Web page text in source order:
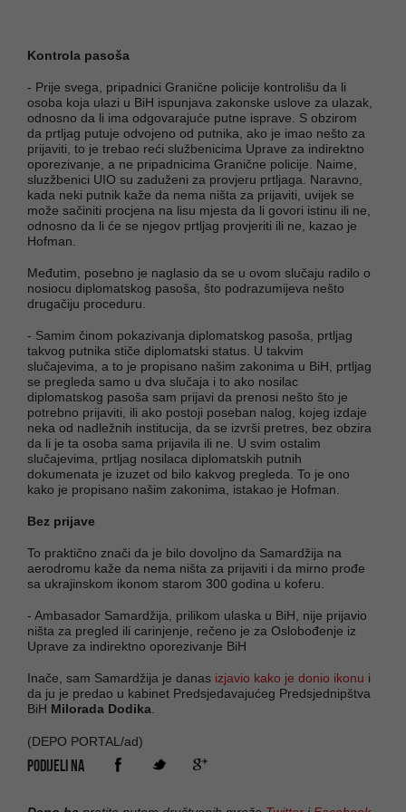
Kontrola pasoša
- Prije svega, pripadnici Granične policije kontrolišu da li
osoba koja ulazi u BiH ispunjava zakonske uslove za ulazak,
odnosno da li ima odgovarajuće putne isprave. S obzirom
da prtljag putuje odvojeno od putnika, ako je imao nešto za
prijaviti, to je trebao reći službenicima Uprave za indirektno
oporezivanje, a ne pripadnicima Granične policije. Naime,
sluzžbenici UIO su zaduženi za provjeru prtljaga. Naravno,
kada neki putnik kaže da nema ništa za prijaviti, uvijek se
može sačiniti procjena na lisu mjesta da li govori istinu ili ne,
odnosno da li će se njegov prtljag provjeriti ili ne, kazao je
Hofman.
Međutim, posebno je naglasio da se u ovom slučaju radilo o
nosiocu diplomatskog pasoša, što podrazumijeva nešto
drugačiju proceduru.
- Samim činom pokazivanja diplomatskog pasoša, prtljag
takvog putnika stiče diplomatski status. U takvim
slučajevima, a to je propisano našim zakonima u BiH, prtljag
se pregleda samo u dva slučaja i to ako nosilac
diplomatskog pasoša sam prijavi da prenosi nešto što je
potrebno prijaviti, ili ako postoji poseban nalog, kojeg izdaje
neka od nadležnih institucija, da se izvrši pretres, bez obzira
da li je ta osoba sama prijavila ili ne. U svim ostalim
slučajevima, prtljag nosilaca diplomatskih putnih
dokumenata je izuzet od bilo kakvog pregleda. To je ono
kako je propisano našim zakonima, istakao je Hofman.
Bez prijave
To praktično znači da je bilo dovoljno da Samardžija na
aerodromu kaže da nema ništa za prijaviti i da mirno prođe
sa ukrajinskom ikonom starom 300 godina u koferu.
- Ambasador Samardžija, prilikom ulaska u BiH, nije prijavio
ništa za pregled ili carinjenje, rečeno je za Oslobođenje iz
Uprave za indirektno oporezivanje BiH
Inače, sam Samardžija je danas izjavio kako je donio ikonu i
da ju je predao u kabinet Predsjedavajućeg Predsjednipštva
BiH Milorada Dodika
(DEPO PORTAL/ad)
PODIJELI NA